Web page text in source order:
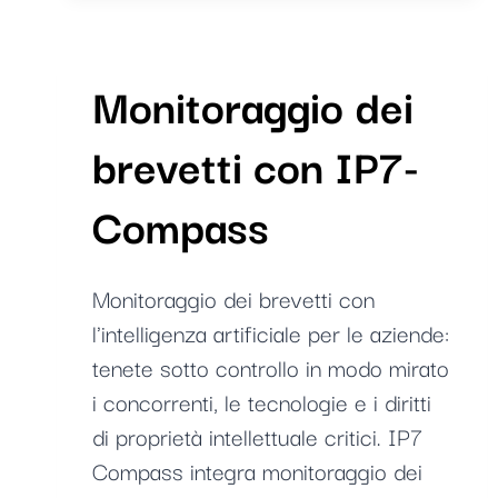
DEL
TESTO")
LE
Monitoraggio dei
brevetti con IP7-
Compass
Monitoraggio dei brevetti con
l'intelligenza artificiale per le aziende:
tenete sotto controllo in modo mirato
i concorrenti, le tecnologie e i diritti
di proprietà intellettuale critici. IP7
Compass integra monitoraggio dei